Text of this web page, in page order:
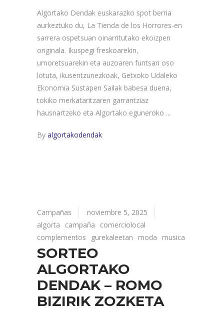
Algortako Dendak euskarazko spot berria
aurkeztuko du, La Tienda de los Horrores-en
sarrera ospetsuan oinarritutako ekoizpen
originala. Ikuspegi freskoarekin,
umoretsuarekin eta auzoaren funtsari oso
lotuta, ikusentzunezkoak, Getxoko Udaleko
Ekonomia Sustapen Sailak babesa duena,
tokiko merkataritzaren garrantziaz
hausnartzeko eta Algortako eguneroko
By algortakodendak
Campañas
noviembre 5, 2025
algorta
campaña
comerciolocal
complementos
gurekaleetan moda musica
SORTEO
ALGORTAKO
DENDAK – ROMO
BIZIRIK ZOZKETA